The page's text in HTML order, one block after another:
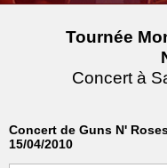
Tournée
Concert à
Concert de Guns N'
15/04/2010